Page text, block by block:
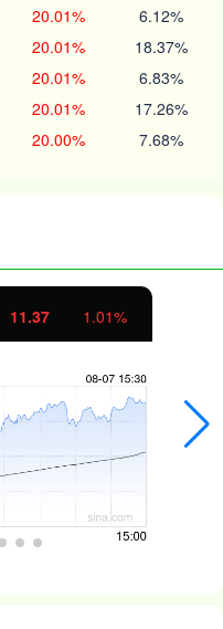
20.01% 6.12%
20.01% 18.37%
20.01% 6.83%
20.01% 17.26%
20.00% 7.68%
11.37 1.01%